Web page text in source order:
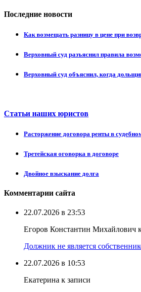
Последние новости
Как возмещать разницу в цене при
Верховный суд разъяснил правила
Верховный суд объяснил, когда
Статьи наших юристов
Расторжение договора ренты в
Третейская оговорка в договоре
Двойное взыскание долга
Комментарии сайта
22.07.2026 в 23:53
Егоров Константин Михайлович
Должник не является
22.07.2026 в 10:53
Екатерина к записи